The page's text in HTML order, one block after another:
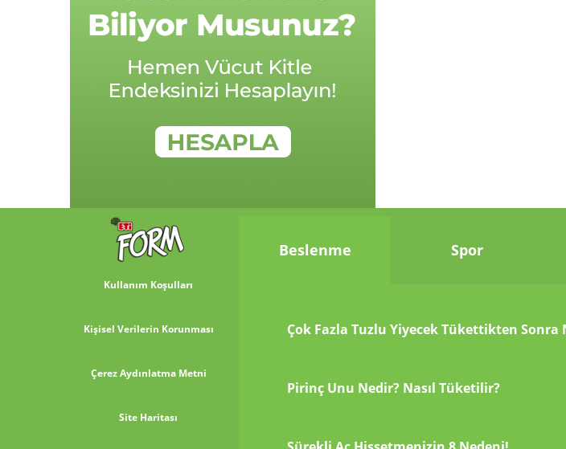
Kullanım Koşulları
Kişisel Verilerin Korunması
Çerez Aydınlatma Metni
Site Haritası
Beslenme Spor
Pirinç Unu Nedir? Nasıl Tüketilir?